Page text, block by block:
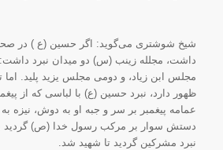
شیخ شوشتری می‌گوید: اگر حسین (ع ) در
داشت، مجلله زینب (س) دو میدان نبرد
مجلس ابن زیاد، و دومی مجلس یزید پلید.
ظهور دارد، نبرد حسین (ع) با لباسی که از
عمامه پیغمبر بر سر و جبه او به دوش، نیزه
دستش سوار بر مرکب رسول خدا (ص) گردید
نبرد مشرکین گردید تا شهید شد.